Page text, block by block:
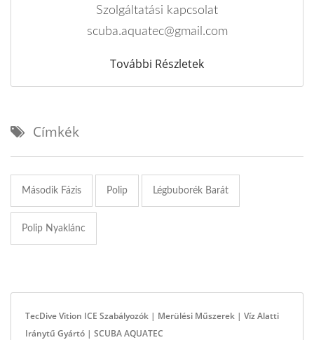
Szolgáltatási kapcsolat
scuba.aquatec@gmail.com
További Részletek
Címkék
Második Fázis Polip Légbuborék Barát
Polip Nyaklánc
TecDive Vition ICE Szabályozók | Merülési Műszerek | Víz Alatti
Iránytű Gyártó | SCUBA AQUATEC